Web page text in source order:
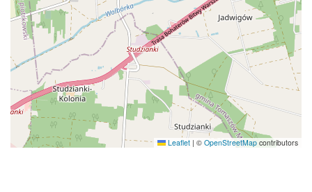
Leaflet | © OpenStreetMap contributors